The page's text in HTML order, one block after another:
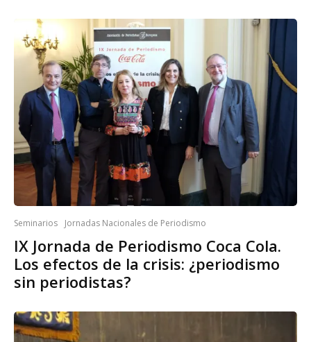
Seminarios Jornadas Nacionales de Periodismo
IX Jornada de Periodismo Coca Cola.
Los efectos de la crisis: ¿periodismo
sin periodistas?